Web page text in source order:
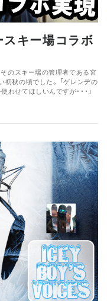
キー場コラボ
そのスキー場の管理者である宮
秋の頃でした。 「ゲレンデの
せてほしいんですが・・・」